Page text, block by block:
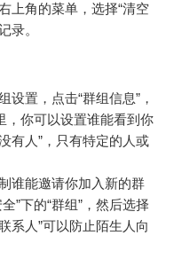
上角的菜单，选择“清空
录。
设置，点击“群组信息”，
，你可以设置谁能看到你
有人”，只有特定的人或
谁能邀请你加入新的群
”下的“群组”，然后选择
系人”可以防止陌生人向